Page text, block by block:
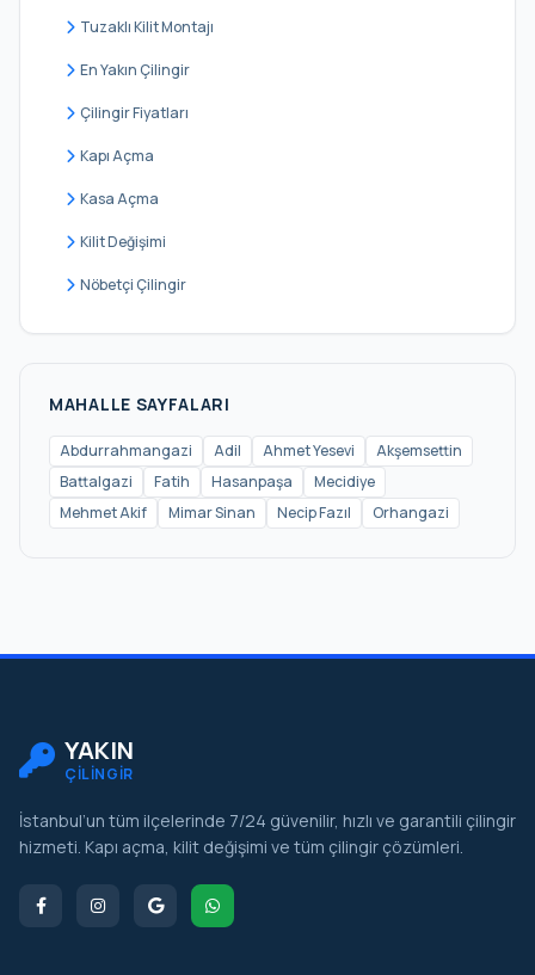
Tuzaklı Kilit Montajı
En Yakın Çilingir
Çilingir Fiyatları
Kapı Açma
Kasa Açma
Kilit Değişimi
Nöbetçi Çilingir
MAHALLE SAYFALARI
Abdurrahmangazi Adil Ahmet Yesevi
Akşemsettin
Battalgazi
Fatih Hasanpaşa
Mecidiye
Mehmet Akif
Mimar Sinan Necip Fazıl Orhangazi
YAKIN
ÇİLİNGİR
İstanbul’un tüm ilçelerinde 7/24 güvenilir, hızlı ve garantili çilingir
hizmeti. Kapı açma, kilit değişimi ve tüm çilingir çözümleri.